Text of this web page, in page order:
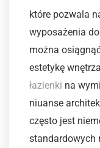
które pozwala
wyposażenia
można
estetykę
łazienki na
niuanse
często jest
standardowych